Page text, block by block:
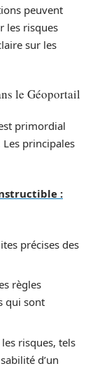
peuvent
les risques
sur les
le Géoportail
primordial
Les principales
:
précises des
règles
qui sont
risques, tels
d’un